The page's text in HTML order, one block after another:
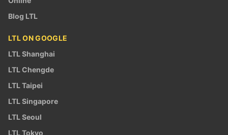
Blog LTL
LTL ON GOOGLE
LTL Shanghai
LTL Chengde
LTL Taipei
LTL Singapore
LTL Seoul
LTL Tokyo